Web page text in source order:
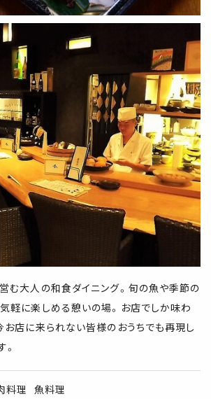
む大人の和食ダイニング。旬の魚や季節の
軽に楽しめる憩いの場。お店でしか味わ
お店に来られない皆様のおうちでも再現し
料理 魚料理